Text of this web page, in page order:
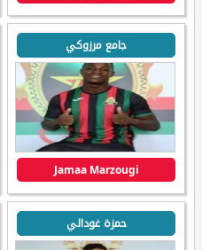
جامع مرزوكي
Jamaa Marzougi
حمزة غودالي